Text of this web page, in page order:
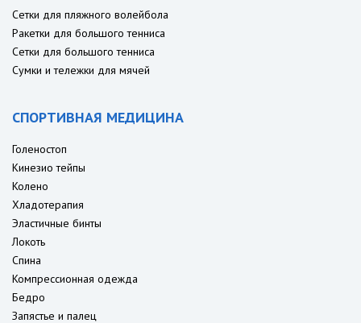
Сетки для пляжного волейбола
Ракетки для большого тенниса
Сетки для большого тенниса
Сумки и тележки для мячей
СПОРТИВНАЯ МЕДИЦИНА
Голеностоп
Кинезио тейпы
Колено
Хладотерапия
Эластичные бинты
Локоть
Спина
Компрессионная одежда
Бедро
Запястье и палец